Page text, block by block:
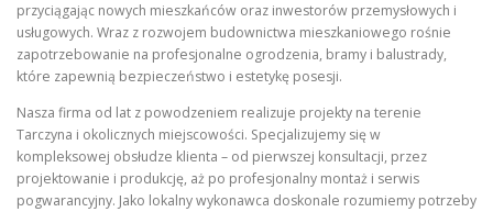
przyciągając nowych mieszkańców oraz inwestorów przemysłowych i
usługowych. Wraz z rozwojem budownictwa mieszkaniowego rośnie
zapotrzebowanie na profesjonalne ogrodzenia, bramy i balustrady,
które zapewnią bezpieczeństwo i estetykę posesji.
Nasza firma od lat z powodzeniem realizuje projekty na terenie
Tarczyna i okolicznych miejscowości. Specjalizujemy się w
kompleksowej obsłudze klienta – od pierwszej konsultacji, przez
projektowanie i produkcję, aż po profesjonalny montaż i serwis
pogwarancyjny. Jako lokalny wykonawca doskonale rozumiemy potrzeby